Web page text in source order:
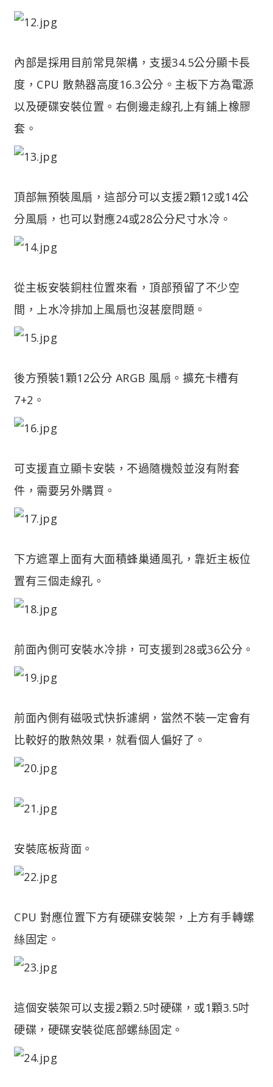
內部是採用目前常見架構，支援34.5公分顯卡長
度，CPU 散熱器高度16.3公分。主板下方為電源
以及硬碟安裝位置。右側邊走線孔上有鋪上橡膠
套。
頂部無預裝風扇，這部分可以支援2顆12或14公
分風扇，也可以對應24或28公分尺寸水冷。
從主板安裝銅柱位置來看，頂部預留了不少空
間，上水冷排加上風扇也沒甚麼問題。
後方預裝1顆12公分 ARGB 風扇。擴充卡槽有
7+2。
可支援直立顯卡安裝，不過隨機殼並沒有附套
件，需要另外購買。
下方遮罩上面有大面積蜂巢通風孔，靠近主板位
置有三個走線孔。
前面內側可安裝水冷排，可支援到28或36公分。
前面內側有磁吸式快拆濾網，當然不裝一定會有
比較好的散熱效果，就看個人偏好了。
安裝底板背面。
CPU 對應位置下方有硬碟安裝架，上方有手轉螺
絲固定。
這個安裝架可以支援2顆2.5吋硬碟，或1顆3.5吋
硬碟，硬碟安裝從底部螺絲固定。